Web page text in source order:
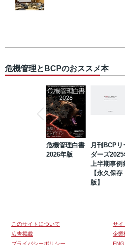
危機管理とBCPのおススメ本
危機管理白書
2026年版
月刊BCPリ
ダーズ2025
上半期事例
【永久保存
版】
このサイトについて
サイ
広告掲載
企業
プライバシーポリシー